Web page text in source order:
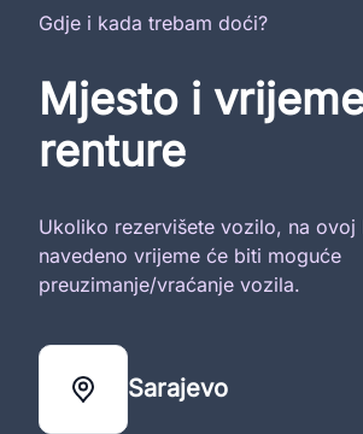
Gdje i kada trebam doći?
Mjesto i
renture
Ukoliko rezervišete vozilo, na ovoj
navedeno vrijeme će biti moguće
preuzimanje/vraćanje vozila.
Sarajevo